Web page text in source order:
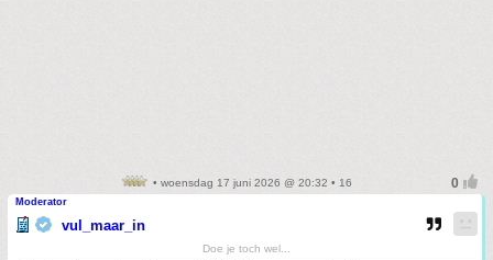
• woensdag 17 juni 2026 @ 20:32 • 16
Moderator
vul_maar_in
Doe je toch wel...